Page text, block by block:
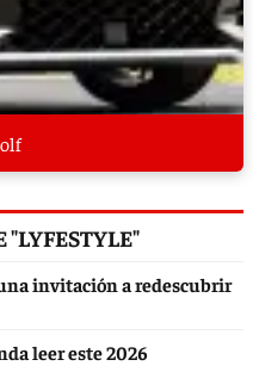
invitación a redescubrir
leer este 2026